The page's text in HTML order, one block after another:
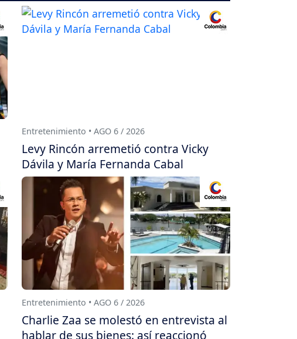
Entretenimiento • AGO 6 / 2026
Levy Rincón arremetió contra Vicky
Dávila y María Fernanda Cabal
Entretenimiento • AGO 6 / 2026
Charlie Zaa se molestó en entrevista al
hablar de sus bienes: así reaccionó